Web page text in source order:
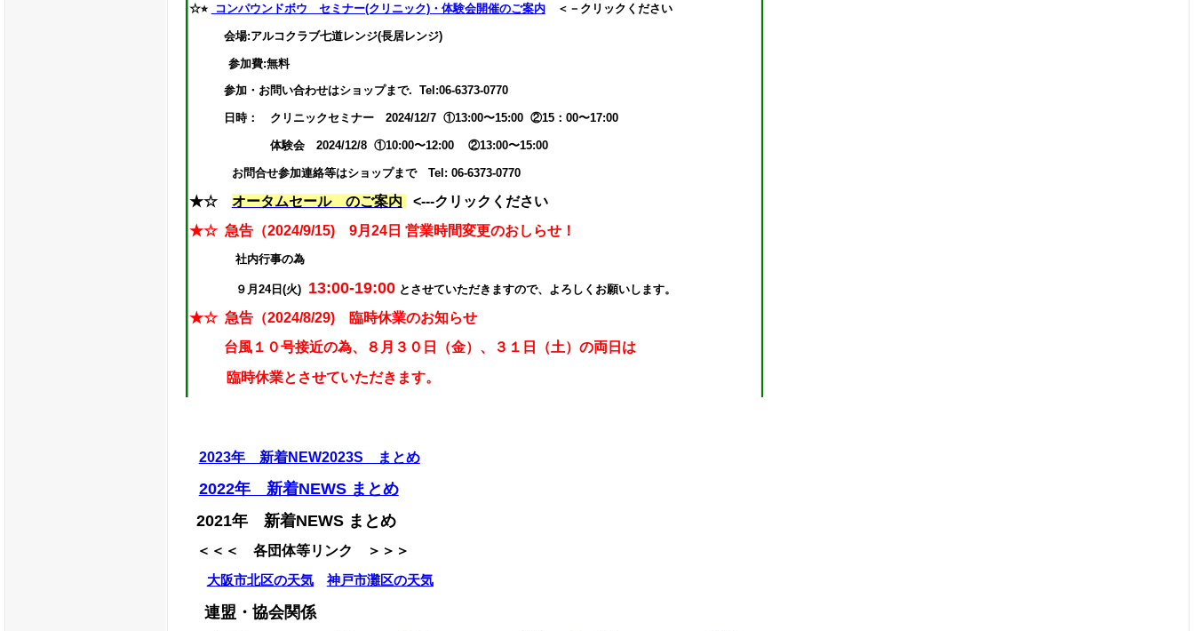
☆⭐︎ コンパウンドボウ セミナー(クリニック)・体験会開催のご案内＜－クリックください
会場:アルコクラブ七道レンジ(長居レンジ)
参加費:無料
参加・お問い合わせはショップまで. Tel:06-6373-0770
日時： クリニックセミナー 2024/12/7 ①13:00〜15:00 ②15：00〜17:00
体験会 2024/12/8 ①10:00〜12:00 ②13:00〜15:00
お問合せ参加連絡等はショップまで Tel: 06-6373-0770
★☆ オータムセール のご案内
<---クリックください
★☆ 急告（2024/9/15) 9月24日 営業時間変更のおしらせ！
社内行事の為
９月24日(火) 13:00-19:00 とさせていただきますので、よろしくお願いします。
★☆ 急告（2024/8/29) 臨時休業のお知らせ
台風１０号接近の為、８月３０日（金）、３１日（土）の両日は
臨時休業とさせていただきます。
５月２７日（月）営業終了時刻変更のお知らせ！
当日、社内所用の為、急ですが終了時刻を
２０：００から１８：００に変更させていただきますので、
よろしくお願いします。
☆★LINEの公式サイト準備中
2023年 新着NEW2023S まとめ
2022年 新着NEWS まとめ
2021年 新着NEWS まとめ
＜＜＜ 各団体等リンク ＞＞＞
大阪市北区の天気
神戸市灘区の天気
連盟・協会関係